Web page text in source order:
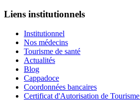
Liens institutionnels
Institutionnel
Nos médecins
Tourisme de santé
Actualités
Blog
Cappadoce
Coordonnées bancaires
Certificat d'Autorisation de Tourisme